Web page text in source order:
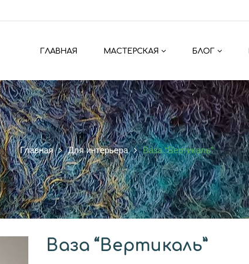
ГЛАВНАЯ МАСТЕРСКАЯ БЛОГ
Главная Для интерьера Ваза “Вертикаль”
Ваза “Вертикаль”